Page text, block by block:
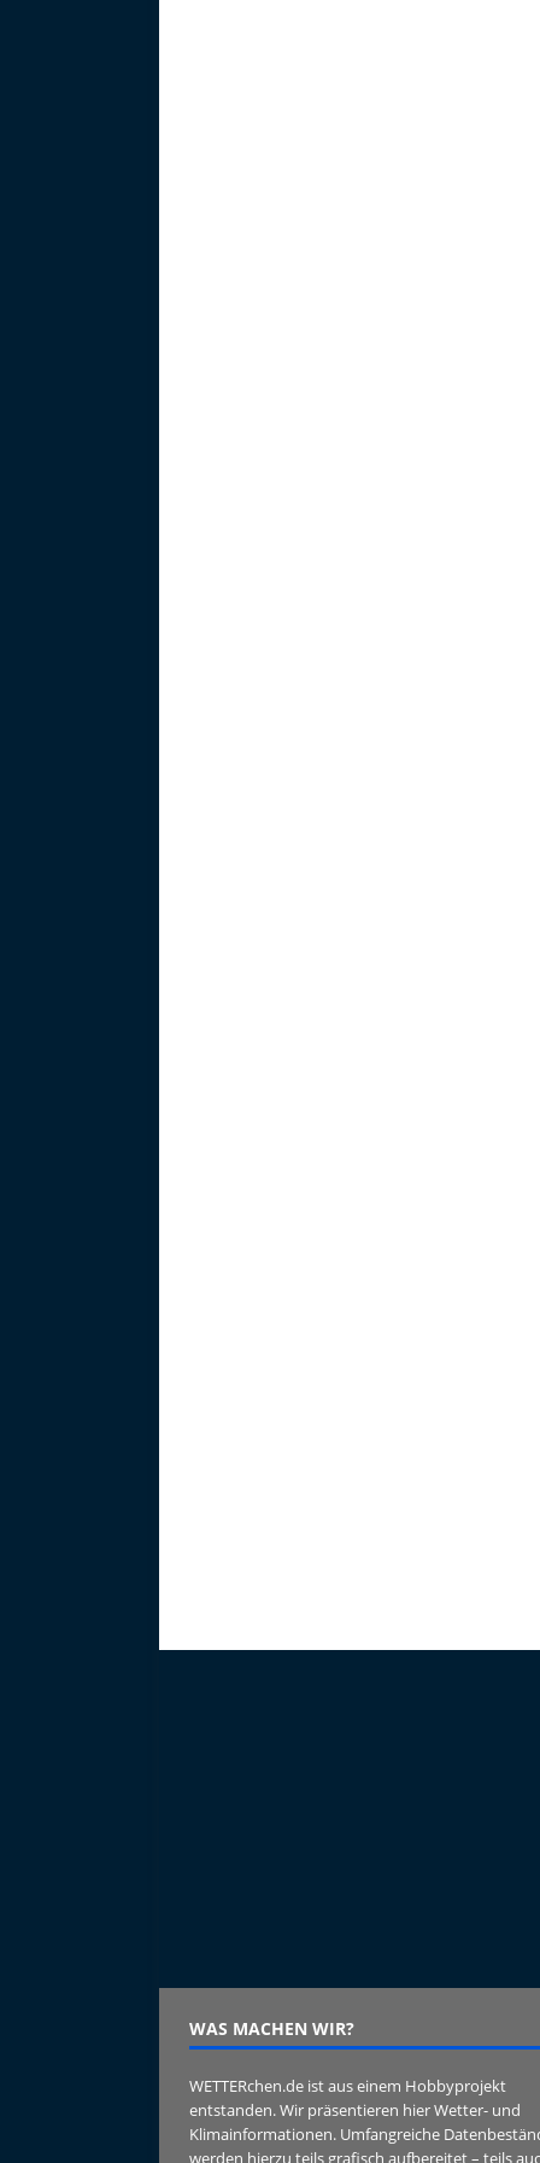
WAS MACHEN WIR?
WETTERchen.de ist aus einem Hobbyprojekt
entstanden. Wir präsentieren hier Wetter- und
Klimainformationen. Umfangreiche
werden hierzu teils grafisch aufbereitet – teils